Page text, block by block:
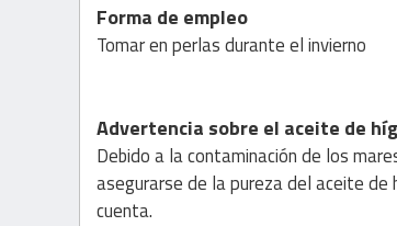
Forma de empleo
Tomar en perlas durante el invierno
Advertencia sobre el aceite de
Debido a la contaminación de los
asegurarse de la pureza del aceite
cuenta.